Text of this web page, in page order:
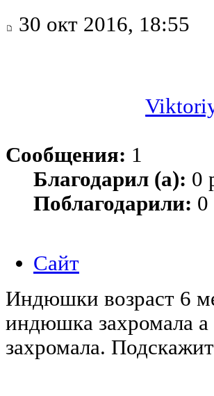
30 окт 2016, 18:55
Сообщения: 1
Благодарил (а): 0
Поблагодарили: 0
Сайт
Индюшки возраст 6
индюшка захромала а
захромала.